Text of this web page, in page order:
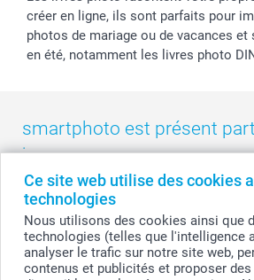
Ce site web utilise des cookies
technologies
Nous utilisons des cookies ainsi que
technologies (telles que l'intelligence
analyser le trafic sur notre site web,
contenus et publicités et proposer
créer en ligne, ils sont parfaits pour
photos de mariage ou de vacances et
en été, notamment les livres photo
smartphoto est présent
:
België - Belgique - Danmark -
- Nederland - Norge
Switzerland - Suomi - Sverige - United
Other Countries